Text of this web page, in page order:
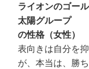
ライオンのゴー
太陽グループ
の性格（女性）
表向きは自分を
が、本当は、勝